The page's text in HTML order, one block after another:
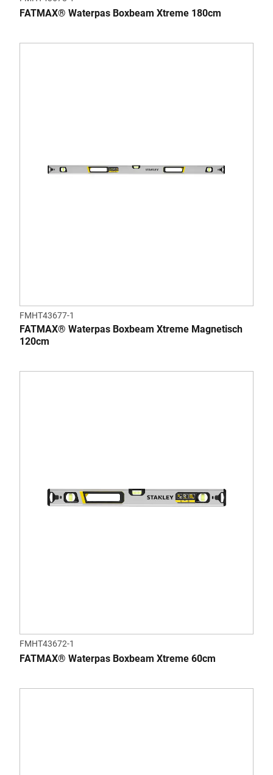
FATMAX® Waterpas Boxbeam Xtreme 180cm
FMHT43677-1
FATMAX® Waterpas Boxbeam Xtreme Magnetisch
120cm
FMHT43672-1
FATMAX® Waterpas Boxbeam Xtreme 60cm